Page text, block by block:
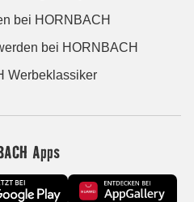
bei HORNBACH
bei HORNBACH
Werbeklassiker
Apps